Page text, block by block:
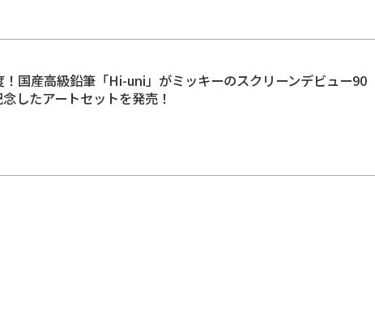
！国産高級鉛筆「Hi-uni」がミッキーのスクリーンデビュー90
したアートセットを発売！